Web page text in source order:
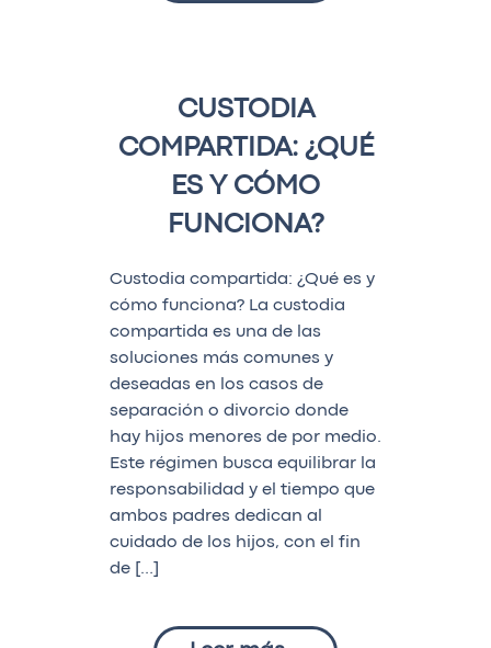
CUSTODIA
COMPARTIDA: ¿QUÉ
ES Y CÓMO
FUNCIONA?
Custodia compartida: ¿Qué es y
cómo funciona? La custodia
compartida es una de las
soluciones más comunes y
deseadas en los casos de
separación o divorcio donde
hay hijos menores de por medio.
Este régimen busca equilibrar la
responsabilidad y el tiempo que
ambos padres dedican al
cuidado de los hijos, con el fin
de […]